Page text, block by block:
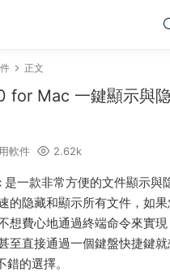
正文
for Mac 一鍵顯示與
軟件 2.62k
一款非常方便的文件顯示與
的隐藏和顯示所有文件，如
想費心地通過終端命令來實
至直接通過一個鍵盤快捷鍵
的選擇。